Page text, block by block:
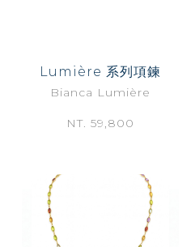
Lumière 系列項鍊
Bianca Lumière
NT. 59,800